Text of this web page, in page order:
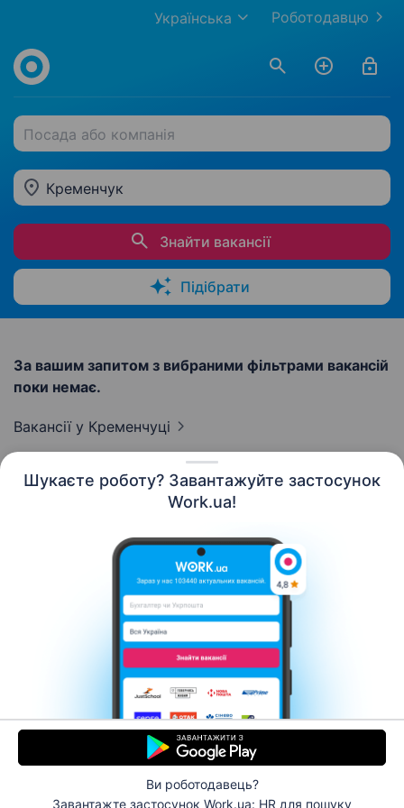
Шукаєте роботу? Завантажуйте застосунок
Work.ua!
Ви роботодавець?
Завантажте застосунок Work.ua: HR для пошуку
Роботодавцю
Українська
Посада або компанія
Кременчук
Знайти вакансії
Підібрати
За вашим запитом з вибраними фільтрами вакансій
поки немає.
Вакансії у Кременчуці
Контакти Про нас
Кар’єра
Допомога Умови використання
© 2006–2026 Work.ua. Сервіс пошуку роботи №1 в